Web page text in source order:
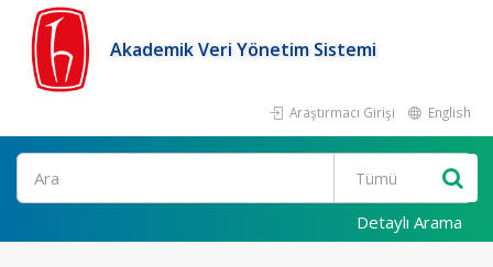
Akademik Veri Yönetim Sistemi
Araştırmacı Girişi English
Ara
Detaylı Arama